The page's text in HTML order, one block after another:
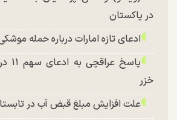
در پاکستان
ادعای تازه امارات درباره حمله
خزر
علت افزایش مبلغ قبض آب در